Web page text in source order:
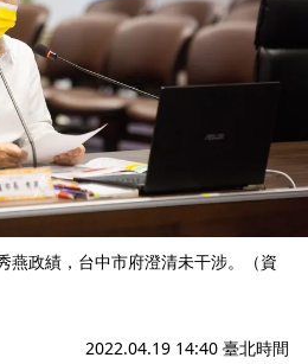
燕政績，台中市府澄清未干涉。（資
2022.04.19 14:40 臺北時間